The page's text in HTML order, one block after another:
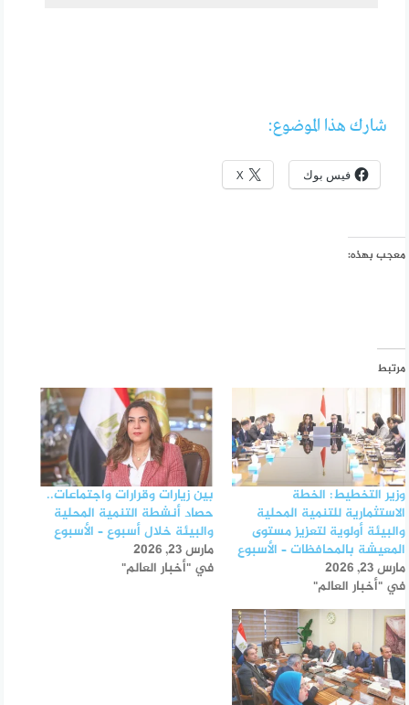
شارك هذا الموضوع:
فيس بوك X
معجب بهذه:
مرتبط
وزير التخطيط: الخطة
الاستثمارية للتنمية المحلية
والبيئة أولوية لتعزيز مستوى
المعيشة بالمحافظات – الأسبوع
مارس 23, 2026
في "أخبار العالم"
بين زيارات وقرارات واجتماعات..
حصاد أنشطة التنمية المحلية
والبيئة خلال أسبوع – الأسبوع
مارس 23, 2026
في "أخبار العالم"